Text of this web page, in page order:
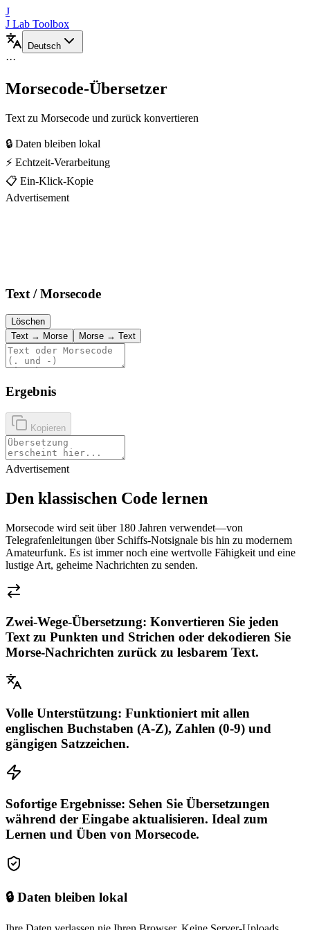
J
J Lab Toolbox
Deutsch
···
Morsecode-Übersetzer
Text zu Morsecode und zurück konvertieren
🔒 Daten bleiben lokal
⚡ Echtzeit-Verarbeitung
📋 Ein-Klick-Kopie
Advertisement
Text / Morsecode
Löschen
Text → Morse
Morse → Text
Ergebnis
Kopieren
Advertisement
Den klassischen Code lernen
Morsecode wird seit über 180 Jahren verwendet—von
Telegrafenleitungen über Schiffs-Notsignale bis hin zu modernem
Amateurfunk. Es ist immer noch eine wertvolle Fähigkeit und eine
lustige Art, geheime Nachrichten zu senden.
Zwei-Wege-Übersetzung: Konvertieren Sie jeden
Text zu Punkten und Strichen oder dekodieren Sie
Morse-Nachrichten zurück zu lesbarem Text.
Volle Unterstützung: Funktioniert mit allen
englischen Buchstaben (A-Z), Zahlen (0-9) und
gängigen Satzzeichen.
Sofortige Ergebnisse: Sehen Sie Übersetzungen
während der Eingabe aktualisieren. Ideal zum
Lernen und Üben von Morsecode.
🔒 Daten bleiben lokal